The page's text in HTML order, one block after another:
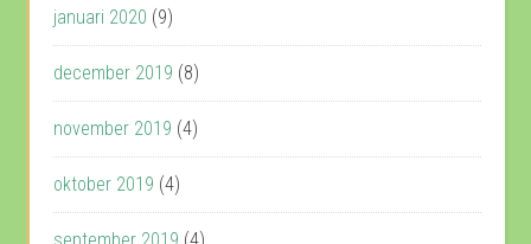
januari 2020 (9)
december 2019 (8)
november 2019 (4)
oktober 2019 (4)